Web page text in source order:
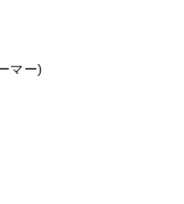
マー)